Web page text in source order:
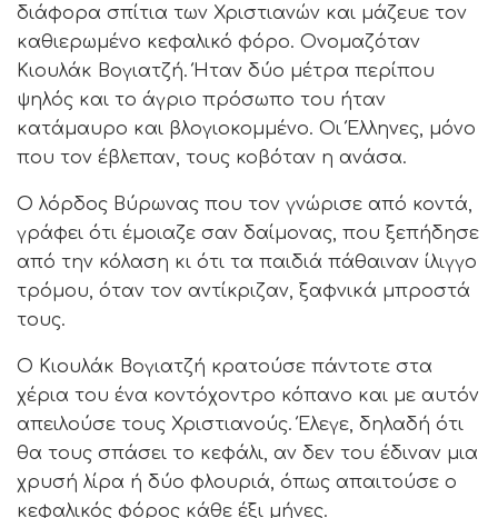
διάφορα σπίτια των Χριστιανών και μάζευε τον
καθιερωμένο κεφαλικό φόρο. Ονομαζόταν
Κιουλάκ Βογιατζή. Ήταν δύο μέτρα περίπου
ψηλός και το άγριο πρόσωπο του ήταν
κατάμαυρο και βλογιοκομμένο. Οι Έλληνες, μόνο
που τον έβλεπαν, τους κοβόταν η ανάσα.
Ο λόρδος Βύρωνας που τον γνώρισε από κοντά,
γράφει ότι έμοιαζε σαν δαίμονας, που ξεπήδησε
από την κόλαση κι ότι τα παιδιά πάθαιναν ίλιγγο
τρόμου, όταν τον αντίκριζαν, ξαφνικά μπροστά
τους.
Ο Κιουλάκ Βογιατζή κρατούσε πάντοτε στα
χέρια του ένα κοντόχοντρο κόπανο και με αυτόν
απειλούσε τους Χριστιανούς. Έλεγε, δηλαδή ότι
θα τους σπάσει το κεφάλι, αν δεν του έδιναν μια
χρυσή λίρα ή δύο φλουριά, όπως απαιτούσε ο
κεφαλικός φόρος κάθε έξι μήνες.